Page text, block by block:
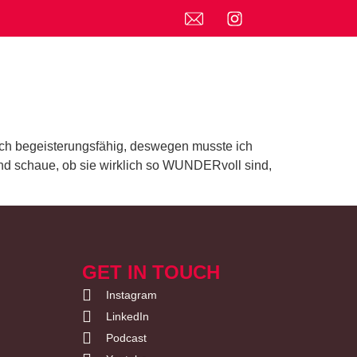
begeisterungsfähig, deswegen musste ich
schaue, ob sie wirklich so WUNDERvoll sind,
GET IN TOUCH
Instagram
LinkedIn
Podcast